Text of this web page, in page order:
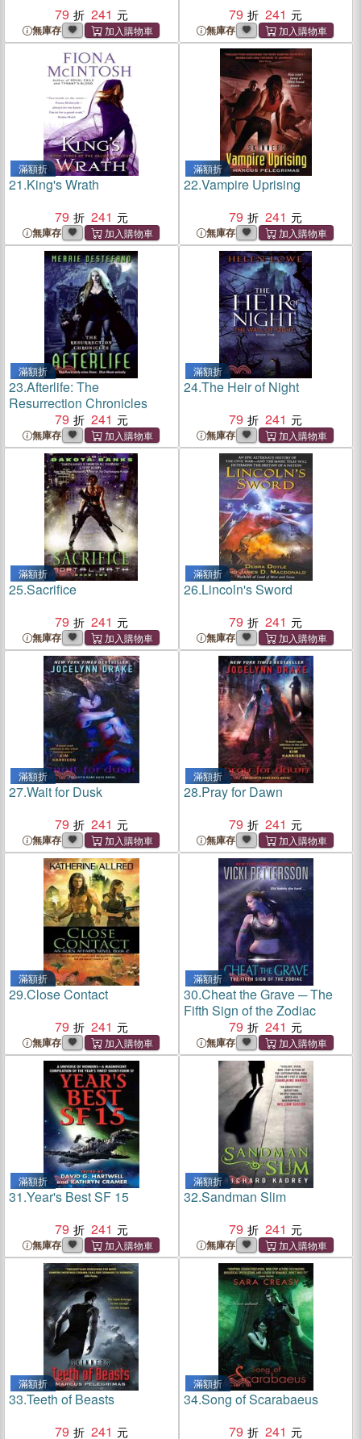
79 241
無庫存
79 241
無庫存
滿額折
21.King's Wrath
79
241
無庫存
滿額折
22.Vampire Uprising
79
241
無庫存
滿額折
23.Afterlife: The
Resurrection Chronicles
79
241
無庫存
滿額折
24.The Heir of Night
79
241
無庫存
滿額折
25.Sacrifice
79
241
無庫存
滿額折
26.Lincoln's Sword
79
241
無庫存
滿額折
27.Wait for Dusk
79
241
無庫存
滿額折
28.Pray for Dawn
79
241
無庫存
滿額折
29.Close Contact
79
241
無庫存
滿額折
30.Cheat the Grave ─ The
Fifth Sign of the Zodiac
79
241
無庫存
滿額折
31.Year's Best SF 15
79
241
無庫存
滿額折
32.Sandman Slim
79
241
無庫存
滿額折
33.Teeth of Beasts
79
241
滿額折
34.Song of Scarabaeus
79
241